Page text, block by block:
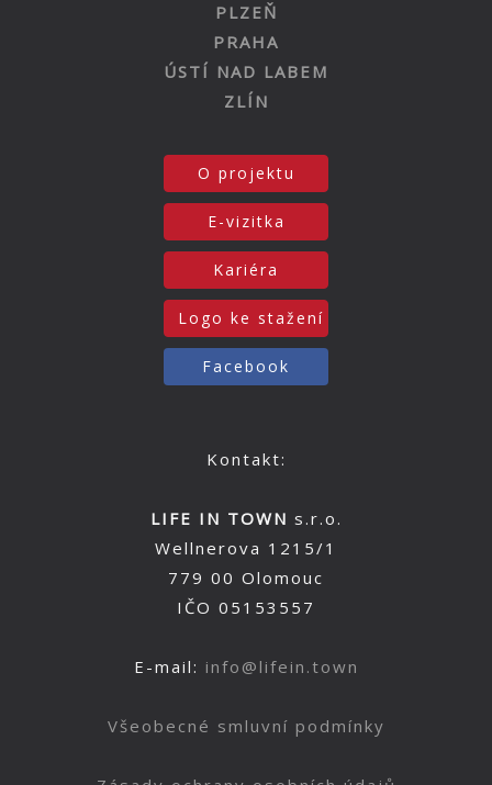
PLZEŇ
PRAHA
ÚSTÍ NAD LABEM
ZLÍN
O projektu
E-vizitka
Kariéra
Logo ke stažení
Facebook
Kontakt:
LIFE IN TOWN s.r.o.
Wellnerova 1215/1
779 00 Olomouc
IČO 05153557
E-mail: info@lifein.town
Všeobecné smluvní podmínky